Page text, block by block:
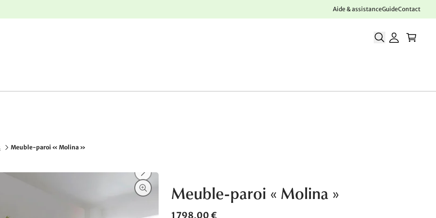
Aide & assistanceGuideContact
Meuble-paroi « Molina »
Meuble-paroi « Molina »
1 798,00 €